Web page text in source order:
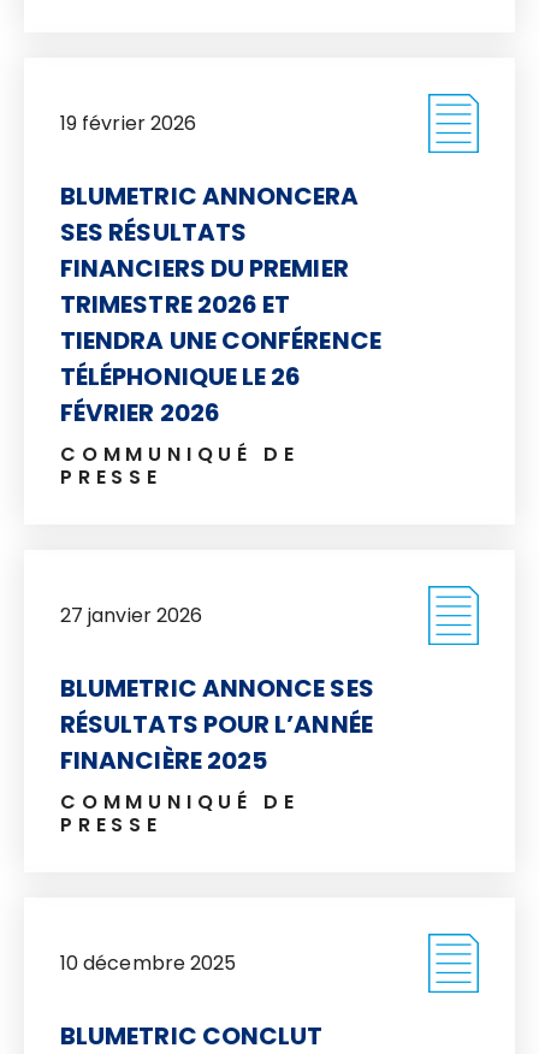
19 février 2026
BLUMETRIC ANNONCERA
SES RÉSULTATS
FINANCIERS DU PREMIER
TRIMESTRE 2026 ET
TIENDRA UNE CONFÉRENCE
TÉLÉPHONIQUE LE 26
FÉVRIER 2026
COMMUNIQUÉ DE
PRESSE
27 janvier 2026
BLUMETRIC ANNONCE SES
RÉSULTATS POUR L’ANNÉE
FINANCIÈRE 2025
COMMUNIQUÉ DE
PRESSE
10 décembre 2025
BLUMETRIC CONCLUT